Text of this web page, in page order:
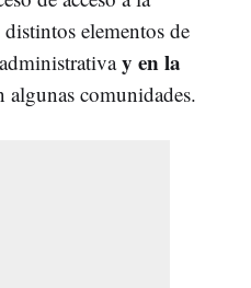
elementos de
y en la
algunas comunidades.